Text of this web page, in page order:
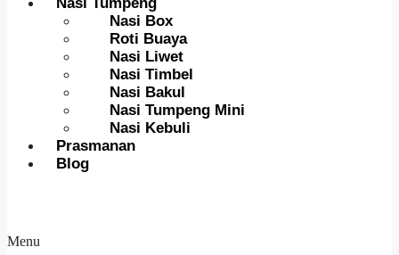
Nasi Box
Roti Buaya
Nasi Liwet
Nasi Timbel
Nasi Bakul
Nasi Tumpeng Mini
Nasi Kebuli
Prasmanan
Blog
Menu